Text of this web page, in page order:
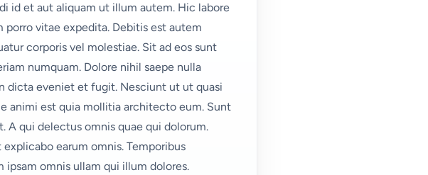
id et aut aliquam ut illum autem. Hic labore
porro vitae expedita. Debitis est autem
corporis vel molestiae. Sit ad eos sunt
numquam. Dolore nihil saepe nulla
dicta eveniet et fugit. Nesciunt ut ut quasi
animi est quia mollitia architecto eum. Sunt
A qui delectus omnis quae qui dolorum.
earum omnis. Temporibus
omnis ullam qui illum dolores.